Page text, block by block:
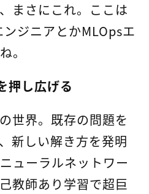
まさにこれ。ここは
ジニアとかMLOpsエ
。
押し広げる
世界。既存の問題を
新しい解き方を発明
ューラルネットワー
教師あり学習で超巨